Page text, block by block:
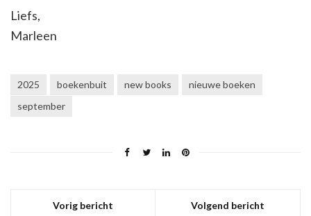
Liefs,
Marleen
2025 boekenbuit new books
nieuwe boeken
september
Vorig bericht Volgend bericht